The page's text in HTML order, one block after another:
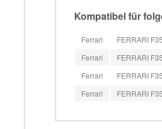
Kompatibel für
Ferrari FERRARI
Ferrari
FERRARI
Ferrari
FERRARI
Ferrari
FERRARI